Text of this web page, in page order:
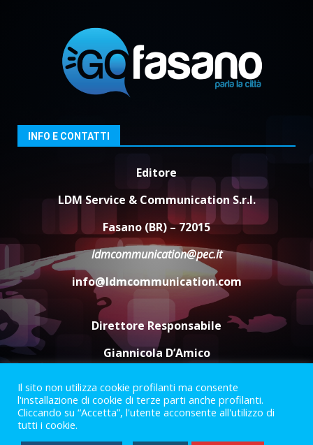
Sostenibile: premiati gli studenti
universitari del bando “La strada
giusta”
8 Agosto 2026 07:15
Rivoluzione”: nuovo
appuntamento con “Fasano in
7 Agosto 2026 06:05
US Fasano, Scianaro: “Profonda
amarezza per esclusione dal
campionato di calcio”
7 Agosto 2026 06:00
INFO E CONTATTI
Editore
LDM Service & Communication S.r.l.
Fasano (BR) – 72015
ldmcommunication@pec.it
info@ldmcommunication.com
Direttore Responsabile
Giannicola D’Amico
Termini e Condizioni
Privacy Policy
Informazioni Legali
Facebook
Instagram
Youtube
Il sito non utilizza cookie profilanti ma consente
l'installazione di cookie di terze parti anche profilanti.
Cliccando su “Accetta”, l'utente acconsente all'utilizzo di
tutti i cookie.